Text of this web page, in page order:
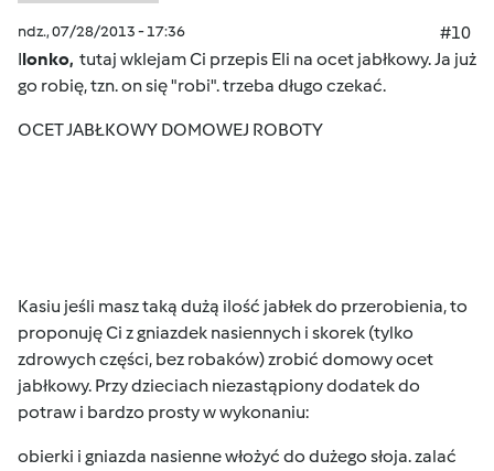
ndz., 07/28/2013 - 17:36
#10
Ilonko, tutaj wklejam Ci przepis Eli na ocet jabłkowy. Ja już
go robię, tzn. on się "robi". trzeba długo czekać.
OCET JABŁKOWY DOMOWEJ ROBOTY
Kasiu jeśli masz taką dużą ilość jabłek do przerobienia, to
proponuję Ci z gniazdek nasiennych i skorek (tylko
zdrowych części, bez robaków) zrobić domowy ocet
jabłkowy. Przy dzieciach niezastąpiony dodatek do
potraw i bardzo prosty w wykonaniu:
obierki i gniazda nasienne włożyć do dużego słoja. zalać